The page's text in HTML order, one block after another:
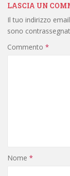
LASCIA UN
Il tuo indirizzo
sono
Commento *
Nome *